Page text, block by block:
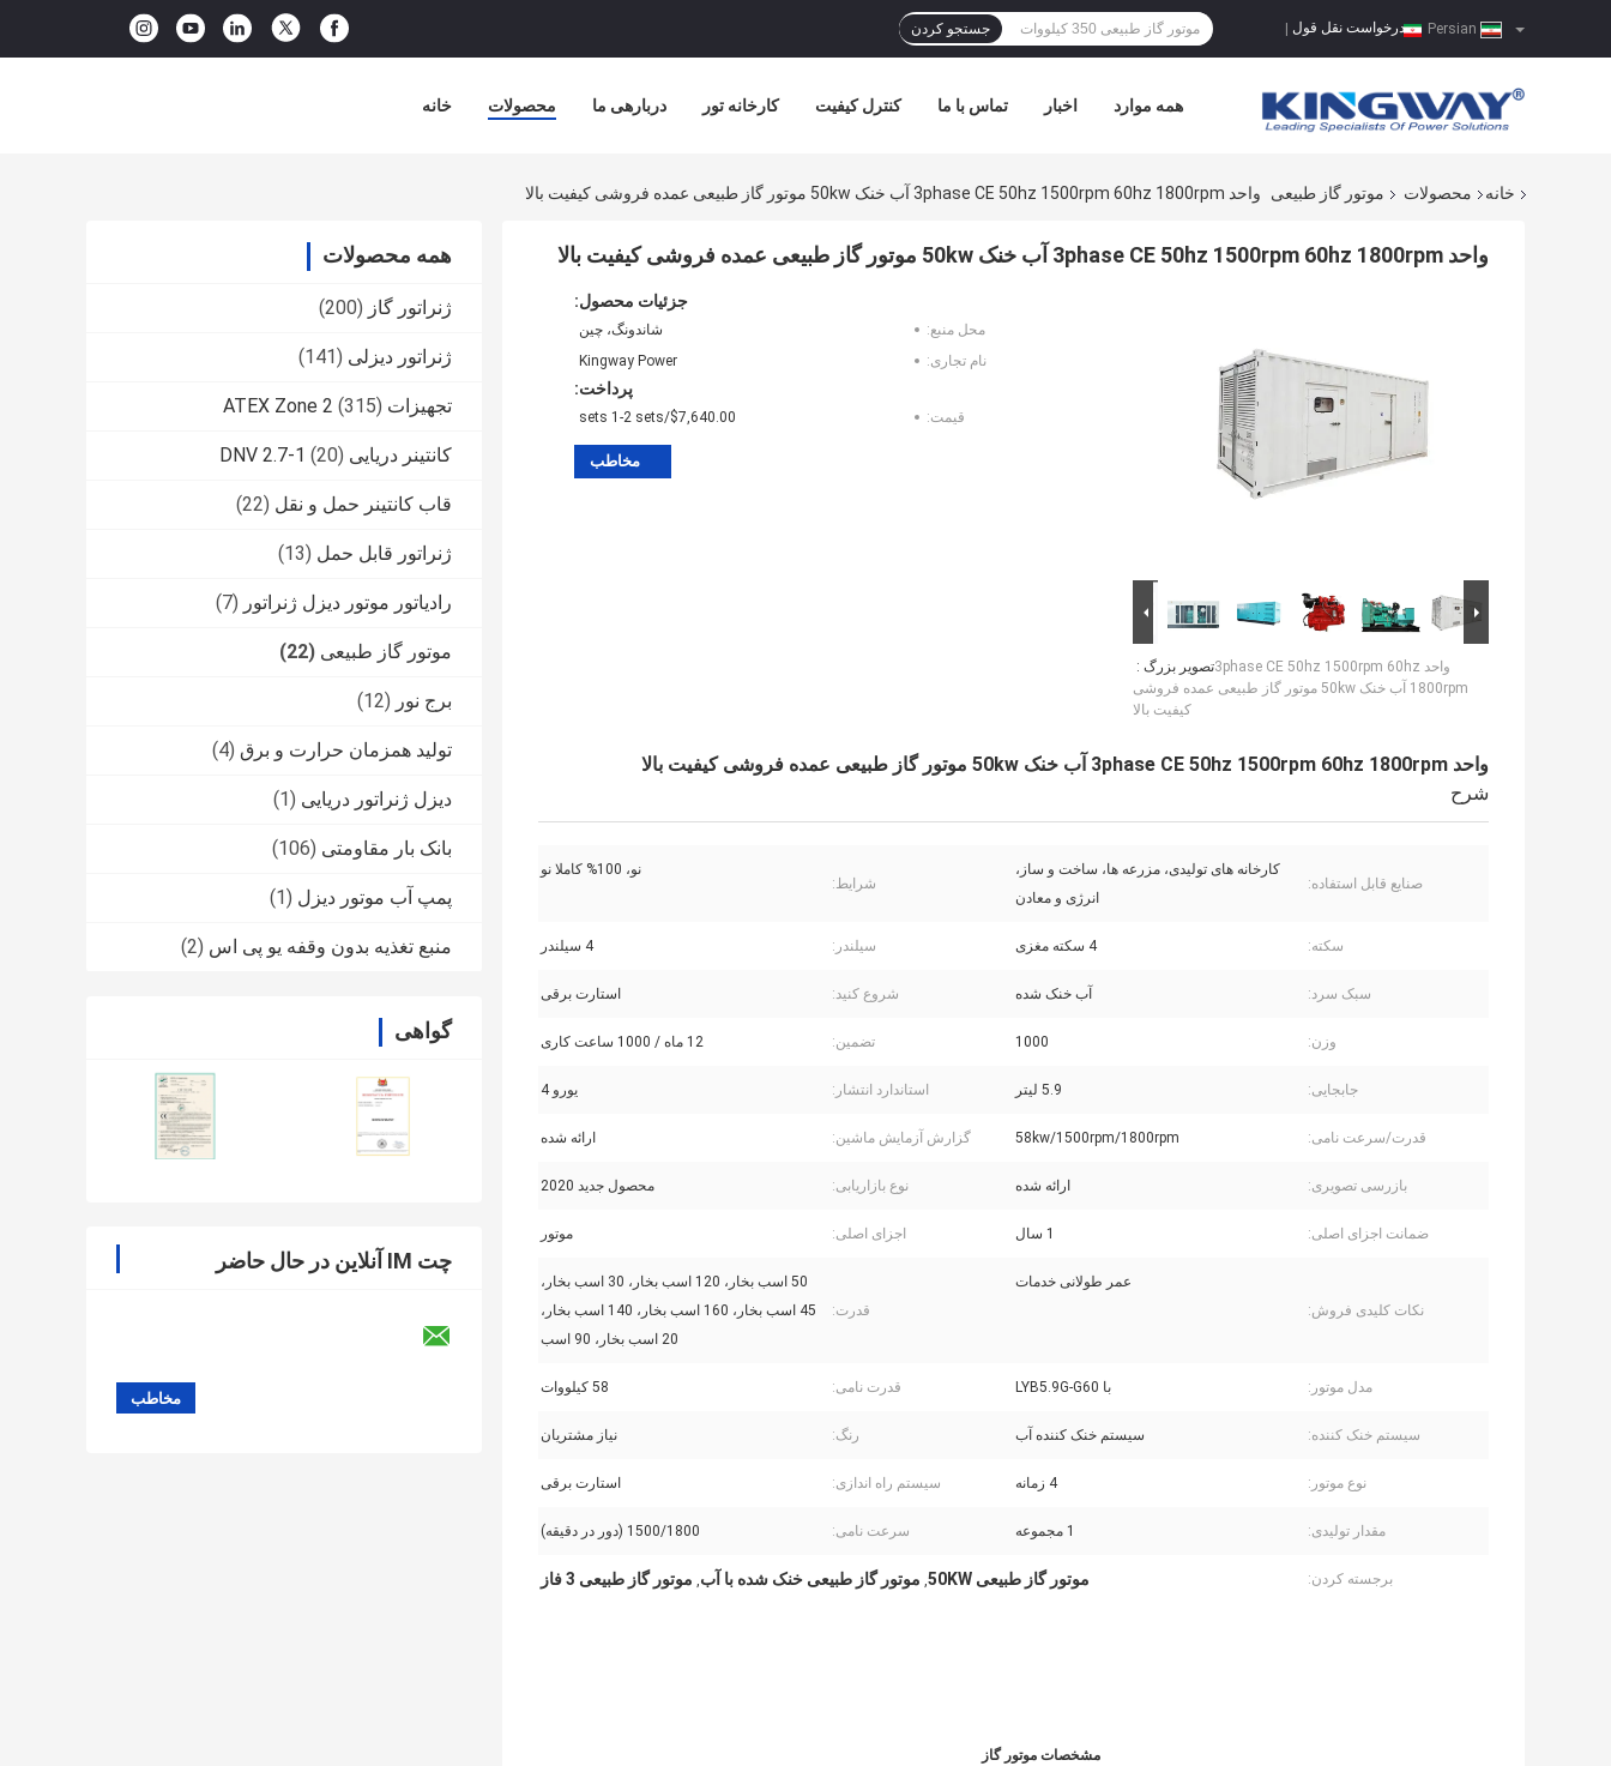
درخواست نقل قول جستجو کردن
خانه محصولات دربارهی ما کارخانه تور کنترل کیفیت تماس با ما اخبار همه موارد
خانه محصولات موتور گاز طبیعی واحد 3phase CE 50hz 1500rpm 60hz 1800rpm آب خنک 50kw موتور گاز طبیعی عمده فروشی کیفیت بالا
همه محصولات
ژنراتور گاز (200)
ژنراتور دیزلی (141)
تجهیزات ATEX Zone 2 (315)
کانتینر دریایی DNV 2.7-1 (20)
قاب کانتینر حمل و نقل (22)
ژنراتور قابل حمل (13)
رادیاتور موتور دیزل ژنراتور (7)
موتور گاز طبیعی (22)
برج نور (12)
تولید همزمان حرارت و برق (4)
دیزل ژنراتور دریایی (1)
بانک بار مقاومتی (106)
پمپ آب موتور دیزل (1)
منبع تغذیه بدون وقفه یو پی اس (2)
گواهی
چت IM آنلاین در حال حاضر
واحد 3phase CE 50hz 1500rpm 60hz 1800rpm آب خنک 50kw موتور گاز طبیعی عمده فروشی کیفیت بالا
تصویر بزرگ :واحد 3phase CE 50hz 1500rpm 60hz
1800rpm آب خنک 50kw موتور گاز طبیعی عمده فروشی
کیفیت بالا
جزئیات محصول:
محل منبع:
شاندونگ، چین
نام تجاری:
Kingway Power
پرداخت:
قیمت: $7,640.00/sets 1-2 sets
مخاطب
واحد 3phase CE 50hz 1500rpm 60hz 1800rpm آب خنک 50kw موتور گاز طبیعی عمده فروشی کیفیت بالا
شرح
صنایع قابل استفاده:
کارخانه های تولیدی، مزرعه ها، ساخت و ساز،
انرژی و معادن
شرایط:
نو، 100% کاملا نو
سکته: 4 سکته مغزی سیلندر: 4 سیلندر
سبک سرد: آب خنک شده شروع کنید: استارت برقی
وزن: 1000 تضمین: 12 ماه / 1000 ساعت کاری
جابجایی: 5.9 لیتر استاندارد انتشار: یورو 4
قدرت/سرعت نامی: 58kw/1500rpm/1800rpm گزارش آزمایش ماشین: ارائه شده
بازرسی تصویری: ارائه شده نوع بازاریابی: محصول جدید 2020
ضمانت اجزای اصلی: 1 سال اجزای اصلی: موتور
نکات کلیدی فروش:
عمر طولانی خدمات
قدرت:
50 اسب بخار، 120 اسب بخار، 30 اسب بخار،
45 اسب بخار، 160 اسب بخار، 140 اسب بخار،
20 اسب بخار، 90 اسب
مدل موتور: با LYB5.9G-G60 قدرت نامی: 58 کیلووات
سیستم خنک کننده: سیستم خنک کننده آب رنگ: نیاز مشتریان
نوع موتور: 4 زمانه سیستم راه اندازی: استارت برقی
مقدار تولیدی: 1 مجموعه سرعت نامی: 1500/1800 (دور در دقیقه)
برجسته کردن: موتور گاز طبیعی 50KW , موتور گاز طبیعی خنک شده با آب, موتور گاز طبیعی 3 فاز
مشخصات موتور گاز